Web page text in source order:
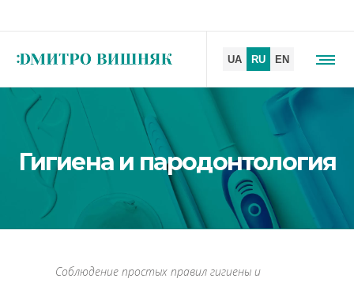
Гигиена и пародонтология
Соблюдение простых правил гигиены и